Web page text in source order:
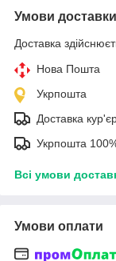
Умови доставки
Доставка
Нова Пошта
Укрпошта
Доставка
Укрпошта
Всі умови
Умови оплати